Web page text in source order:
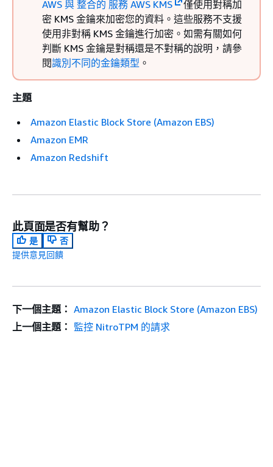
AWS 與 整合的 服務 AWS KMS
僅使用對稱加
密 KMS 金鑰來加密您的資料。這些服務不支援
使用非對稱 KMS 金鑰進行加密。如需有關如何
判斷 KMS 金鑰是對稱還是不對稱的說明，請參
閱識別不同的金鑰類型 。
主題
Amazon Elastic Block Store (Amazon EBS)
Amazon EMR
Amazon Redshift
此頁面是否有幫助？
是
否
提供意見回饋
下一個主題： Amazon Elastic Block Store (Amazon EBS)
上一個主題： 監控 NitroTPM 的請求